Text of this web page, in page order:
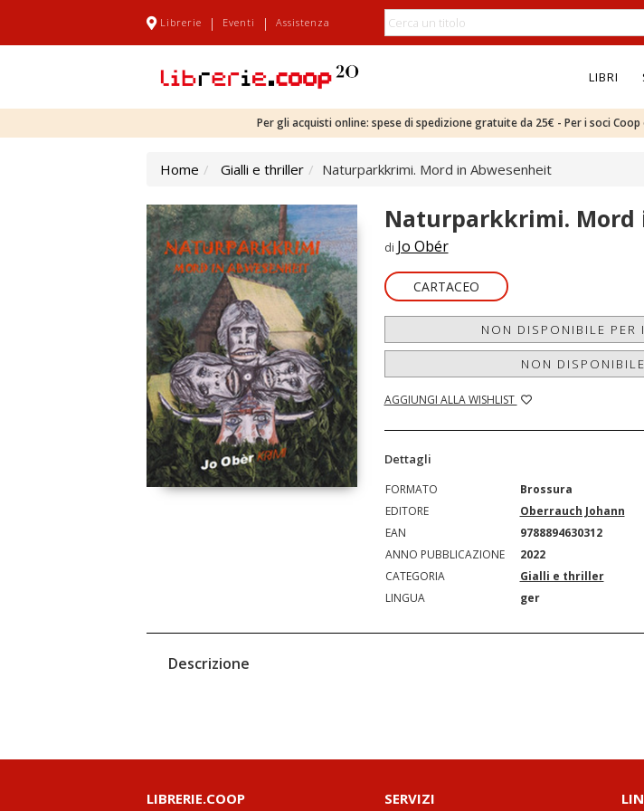
Librerie | Eventi | Assistenza
LIBRI
Per gli acquisti online: spese di spedizione gratuite da 25€ - Per i soci
Home Gialli e thriller Naturparkkrimi. Mord in Abwesenheit
Naturparkkrimi. Mord
di Jo Obér
CARTACEO
NON DISPONIBILE PER
NON
AGGIUNGI ALLA WISHLIST
Dettagli
FORMATO
Brossura
EDITORE
Oberrauch Johann
EAN
9788894630312
ANNO PUBBLICAZIONE
2022
CATEGORIA
Gialli e thriller
LINGUA
ger
Descrizione
LIBRERIE.COOP SERVIZI